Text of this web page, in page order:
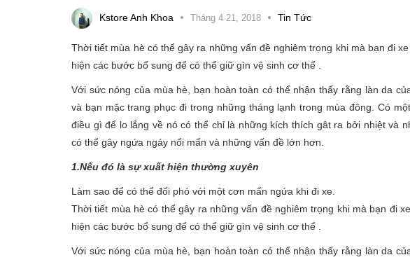
Kstore Anh Khoa Tháng 4 21, 2018 Categories
Tin Tức
Thời tiết mùa hè có thể gây ra những vấn đề nghiêm trọng khi mà bạn đi
hiện các bước bổ sung để có thể giữ gìn vệ sinh cơ thể .
Với sức nóng của mùa hè, bạn hoàn toàn có thể nhận thấy rằng làn da
và bạn mặc trang phục đi trong những tháng lạnh trong mùa đông. Có
điều gì để lo lắng về nó có thể chỉ là những kích thích gât ra bởi nhiệt và
có thể gây ngứa ngáy nổi mẩn và những vấn đề lớn hơn.
1.Nếu đó là sự xuất hiện thường xuyên
Làm sao để có thể đối phó với một cơn mẩn ngứa khi đi xe.
Thời tiết mùa hè có thể gây ra những vấn đề nghiêm trọng khi mà bạn đi
hiện các bước bổ sung để có thể giữ gìn vệ sinh cơ thể .
Với sức nóng của mùa hè, bạn hoàn toàn có thể nhận thấy rằng làn da